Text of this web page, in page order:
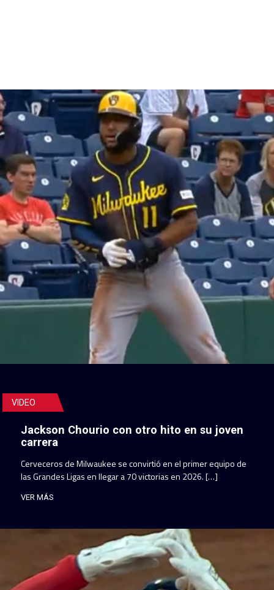
VIDEO
Jackson Chourio con otro hito en su joven
carrera
Cerveceros de Milwaukee se convirtió en el primer equipo de
las Grandes Ligas en llegar a 70 victorias en 2026. […]
VER MÁS